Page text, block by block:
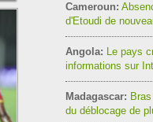
Cameroun:
d'Etoudi de
Angola: Le pays
informations sur
Madagascar:
du déblocage de